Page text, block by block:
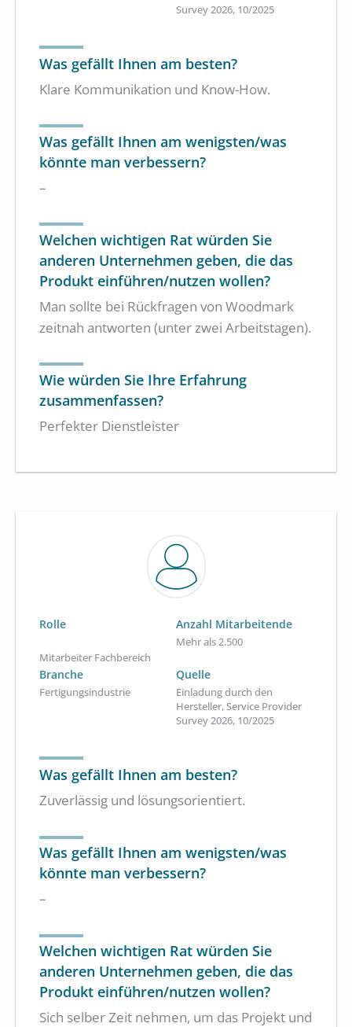
Survey 2026, 10/2025
Was gefällt Ihnen am besten?
Klare Kommunikation und Know-How.
Was gefällt Ihnen am wenigsten/was
könnte man verbessern?
–
Welchen wichtigen Rat würden Sie
anderen Unternehmen geben, die das
Produkt einführen/nutzen wollen?
Man sollte bei Rückfragen von Woodmark
zeitnah antworten (unter zwei Arbeitstagen).
Wie würden Sie Ihre Erfahrung
zusammenfassen?
Perfekter Dienstleister
Rolle
Mitarbeiter Fachbereich
Anzahl Mitarbeitende
Mehr als 2.500
Branche
Fertigungsindustrie
Quelle
Einladung durch den
Hersteller, Service Provider
Survey 2026, 10/2025
Was gefällt Ihnen am besten?
Zuverlässig und lösungsorientiert.
Was gefällt Ihnen am wenigsten/was
könnte man verbessern?
–
Welchen wichtigen Rat würden Sie
anderen Unternehmen geben, die das
Produkt einführen/nutzen wollen?
Sich selber Zeit nehmen, um das Projekt und